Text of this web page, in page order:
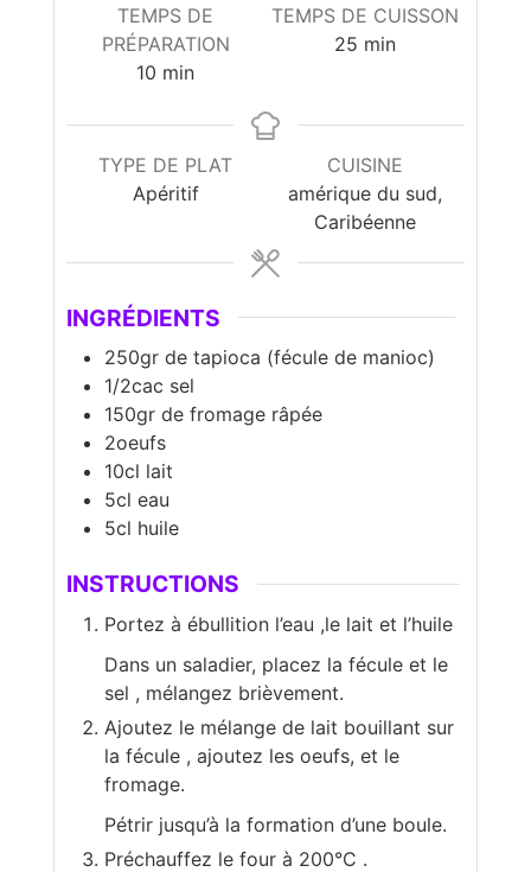
TEMPS DE
PRÉPARATION
10 minutes
min
TEMPS DE CUISSON
25 minutes
min
TYPE DE PLAT
Apéritif
CUISINE
amérique du sud,
Caribéenne
INGRÉDIENTS
250gr de tapioca (fécule de manioc)
1/2cac sel
150gr de fromage râpée
2oeufs
10cl lait
5cl eau
5cl huile
INSTRUCTIONS
Portez à ébullition l’eau ,le lait et l’huile
Dans un saladier, placez la fécule et le
sel , mélangez brièvement.
Ajoutez le mélange de lait bouillant sur
la fécule , ajoutez les oeufs, et le
fromage.
Pétrir jusqu’à la formation d’une boule.
Préchauffez le four à 200°C .